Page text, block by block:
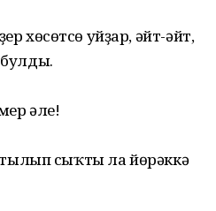
хөсөтсө уйҙар, әйт-әйт,
әле!
сыҡты ла йөрәккә